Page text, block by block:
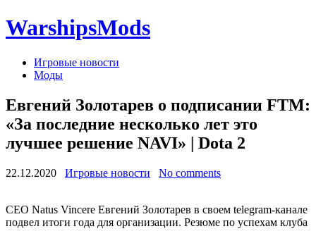
WarshipsMods
Игровые новости
Моды
Евгений Золотарев о подписании FTM:
«За последние несколько лет это
лучшее решение NAVI» | Dota 2
22.12.2020 Игровые новости No comments
CEO Natus Vincere Евгений Золотарев в своем telegram-канале
подвел итоги года для организации. Резюме по успехам клуба